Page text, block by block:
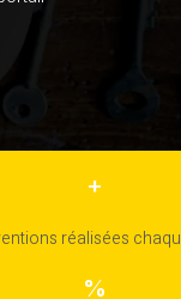
+
réalisées
%